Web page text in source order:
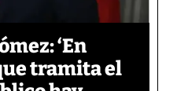
‘En
tramita el